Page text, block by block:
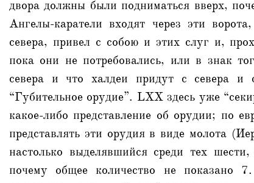
двора должны были подниматься вверх,
Ангелы-каратели входят через эти
севера, привел с собою и этих слуг и,
пока они не потребовались, или в знак
севера и что халдеи придут с севера
“Губительное орудие”. LXX здесь уже
какое-либо представление об орудии; по
представлять эти орудия в виде молота
настолько выделявшийся среди тех
почему общее количество не показано